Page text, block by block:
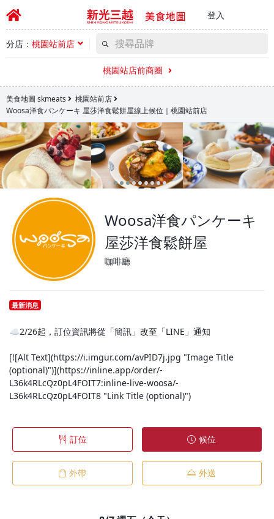
登入
分店： 桃園站前店
桃園站店前商圈
美食地圖 skmeats
桃園站前店
Woosa洋食パンケーキ 屋莎洋食鬆餅屋線上候位｜桃園站前店
Woosa洋食パンケーキ
屋莎洋食鬆餅屋
咖啡廳
最新消息
☁️2/26起，訂位資訊將從「簡訊」改至「LINE」通知
[![Alt Text](https://i.imgur.com/avPID7j.jpg "Image Title
(optional)")](https://inline.app/order/-
L36k4RLcQz0pL4FOIT7:inline-live-woosa/-
L36k4RLcQz0pL4FOIT8 "Link Title (optional)")
訂位 候位
外帶 外送